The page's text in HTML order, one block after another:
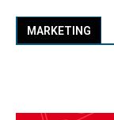
MARKETING